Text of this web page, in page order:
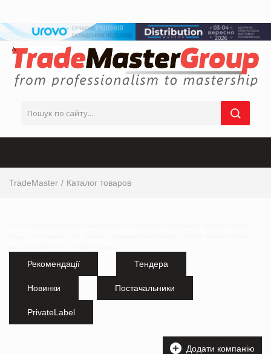
TradeMaster Каталог товаров
Рекомендації Тендера
Новинки Постачальники
PrivateLabel
Додати компанію